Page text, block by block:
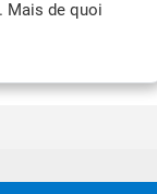
Mais de quoi